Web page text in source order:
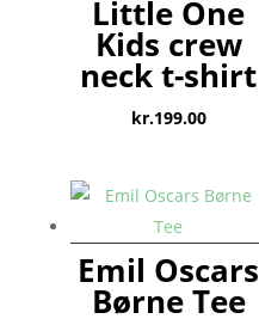
Little One
Kids crew
neck t-shirt
kr.199.00
Emil Oscars
Børne Tee